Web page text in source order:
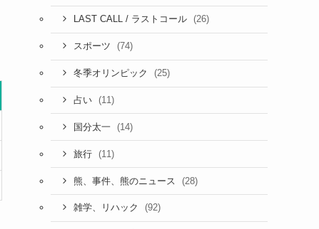
LAST CALL / ラストコール (26)
スポーツ (74)
冬季オリンピック (25)
占い (11)
国分太一 (14)
旅行 (11)
熊、事件、熊のニュース (28)
雑学、リハック (92)